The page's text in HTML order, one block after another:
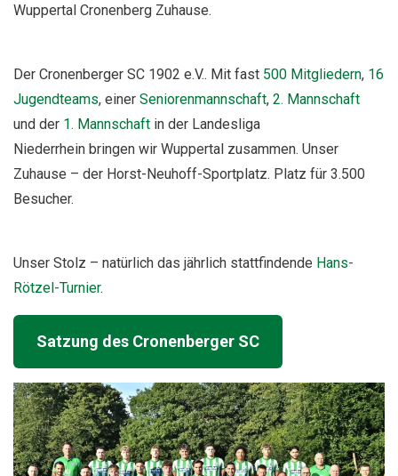
Wuppertal Cronenberg Zuhause.
Der Cronenberger SC 1902 e.V.. Mit fast 500 Mitgliedern, 16
Jugendteams, einer Seniorenmannschaft, 2. Mannschaft
und der 1. Mannschaft in der Landesliga
Niederrhein bringen wir Wuppertal zusammen. Unser
Zuhause – der Horst-Neuhoff-Sportplatz. Platz für 3.500
Besucher.
Unser Stolz – natürlich das jährlich stattfindende Hans-
Rötzel-Turnier.
Satzung des Cronenberger SC